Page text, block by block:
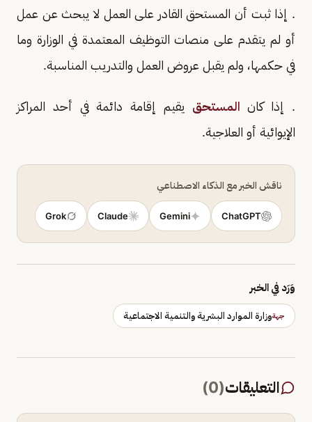
. إذا ثبت أن المستحق القادر على العمل لا يبحث عن عمل
أو لم يتقدم على منصات التوظيف المعتمدة في الوزارة وما
في حكمها، ولم يقبل عروض العمل والتدريب المناسبة.
. إذا كان المستحق يقيم إقامة دائمة في أحد المراكز
الإيوائية أو العلاجية.
ناقش الخبر مع الذكاء الاصطناعي
ChatGPT
Gemini
Claude
Grok
وَرَد في الخبر
جهةوزارة الموارد البشرية والتنمية الاجتماعية
التعليقات(
0
)